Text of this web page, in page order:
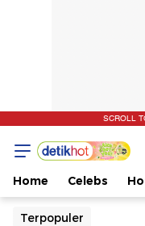
SCROLL
Home Celebs
Terpopuler